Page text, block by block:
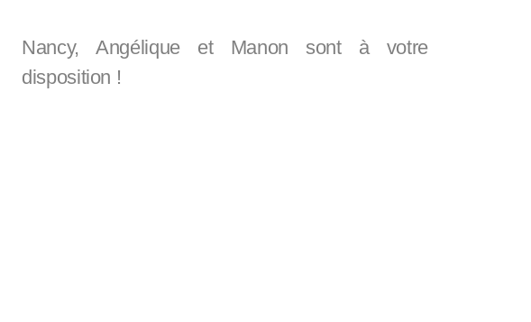
Nancy, Angélique et Manon sont à votre
disposition !